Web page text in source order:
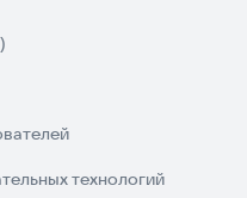
технологий